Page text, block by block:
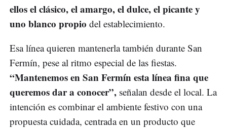
ellos el clásico, el amargo, el dulce, el picante y
uno blanco propio del establecimiento.
Esa línea quieren mantenerla también durante San
Fermín, pese al ritmo especial de las fiestas.
“Mantenemos en San Fermín esta línea fina que
queremos dar a conocer”, señalan desde el local. La
intención es combinar el ambiente festivo con una
propuesta cuidada, centrada en un producto que